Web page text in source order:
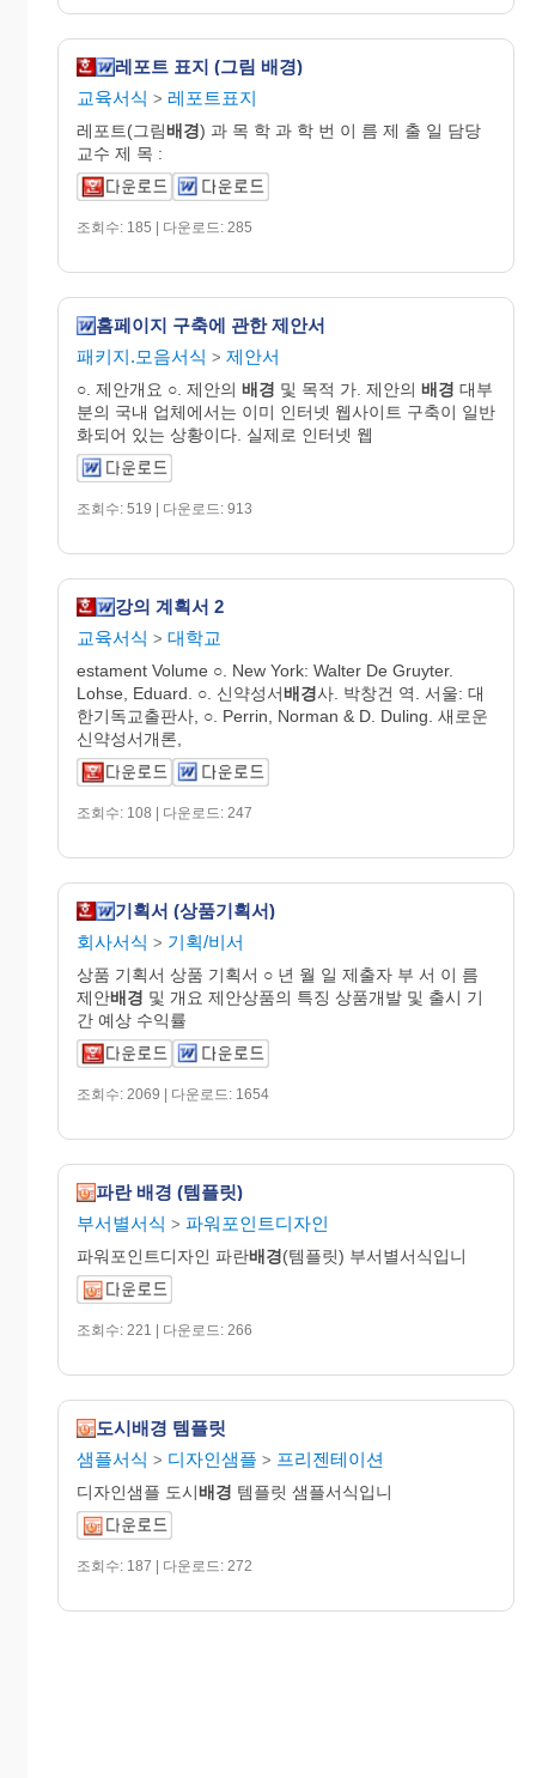
레포트 표지 (그림 배경)
교육서식 > 레포트표지
레포트(그림배경) 과 목 학 과 학 번 이 름 제 출 일 담당
교수 제 목 :
조회수: 185 | 다운로드: 285
홈페이지 구축에 관한 제안서
패키지.모음서식 > 제안서
○. 제안개요 ○. 제안의 배경 및 목적 가. 제안의 배경 대부
분의 국내 업체에서는 이미 인터넷 웹사이트 구축이 일반
화되어 있는 상황이다. 실제로 인터넷 웹
조회수: 519 | 다운로드: 913
강의 계획서 2
교육서식 > 대학교
estament Volume ○. New York: Walter De Gruyter.
Lohse, Eduard. ○. 신약성서배경사. 박창건 역. 서울: 대
한기독교출판사, ○. Perrin, Norman & D. Duling. 새로운
신약성서개론,
조회수: 108 | 다운로드: 247
기획서 (상품기획서)
회사서식 > 기획/비서
상품 기획서 상품 기획서 ○ 년 월 일 제출자 부 서 이 름
제안배경 및 개요 제안상품의 특징 상품개발 및 출시 기
간 예상 수익률
조회수: 2069 | 다운로드: 1654
파란 배경 (템플릿)
부서별서식 > 파워포인트디자인
파워포인트디자인 파란배경(템플릿) 부서별서식입니
조회수: 221 | 다운로드: 266
도시배경 템플릿
샘플서식 > 디자인샘플 > 프리젠테이션
디자인샘플 도시배경 템플릿 샘플서식입니
조회수: 187 | 다운로드: 272